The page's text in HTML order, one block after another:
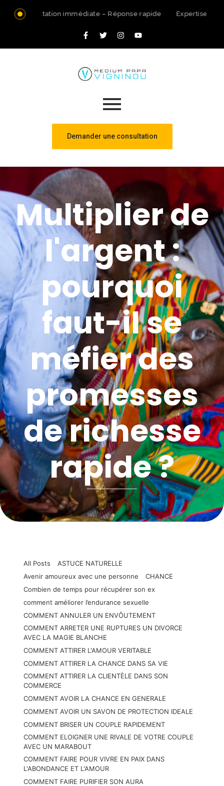
Consultation immédiate – Réponse rapide Expertise
Demander une consultation
Multiplier de
l'argent :
pourquoi
faut-il se
méfier des
promesses
de richesse
rapide ?
All Posts
ASTUCE NATURELLE
Avenir amoureux avec une personne
CHANCE
Combien de temps pour récupérer son ex
comment améliorer l’endurance sexuelle
COMMENT ANNULER UN ENVÔUTEMENT
COMMENT ARRETER UNE RUPTURES UN DIVORCE
AVEC LA MAGIE BLANCHE
COMMENT ATTIRER L'AMOUR VERITABLE
COMMENT ATTIRER LA CHANCE DANS SA VIE
COMMENT ATTIRER LA CLIENTÈLE DANS SON
COMMERCE
COMMENT AVOIR LA CHANCE EN GENERALE
COMMENT AVOIR UN SAVON DE PROTECTION IDEALE
COMMENT BRISER UN COUPLE RAPIDEMENT
COMMENT ELOIGNER UNE RIVALE DE VOTRE COUPLE
AVEC UN MARABOUT
COMMENT FAIRE POUR VIVRE EN PAIX DANS
L'ABONDANCE ET L'AMOUR
COMMENT FAIRE PURIFIER SON AURA